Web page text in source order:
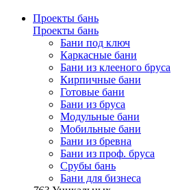
Проекты бань
Проекты бань
Бани под ключ
Каркасные бани
Бани из клееного бруса
Кирпичные бани
Готовые бани
Бани из бруса
Модульные бани
Мобильные бани
Бани из бревна
Бани из проф. бруса
Срубы бань
Бани для бизнеса